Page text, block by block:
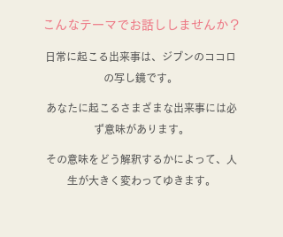
こんなテーマでお話ししませんか？
日常に起こる出来事は、ジブンのココロ
の写し鏡です。
あなたに起こるさまざまな出来事には必
ず意味があります。
​その意味をどう解釈するかによって、人
生が大きく変わってゆきます。